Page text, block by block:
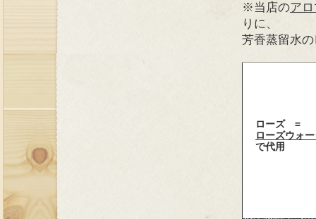
※当店のア
りに、
芳香蒸留水
ローズ =
ローズウォ
で代用